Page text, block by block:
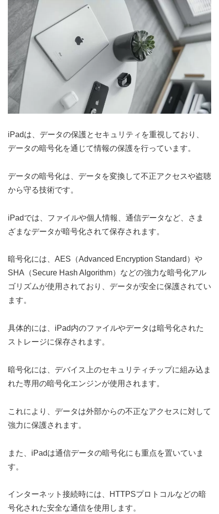
iPadは、データの保護とセキュリティを重視しており、
データの暗号化を通じて情報の保護を行っています。
データの暗号化は、データを変換して不正アクセスや盗聴
から守る技術です。
iPadでは、ファイルや個人情報、通信データなど、さま
ざまなデータが暗号化されて保存されます。
暗号化には、AES（Advanced Encryption Standard）や
SHA（Secure Hash Algorithm）などの強力な暗号化アル
ゴリズムが使用されており、データが安全に保護されてい
ます。
具体的には、iPad内のファイルやデータは暗号化された
ストレージに保存されます。
暗号化には、デバイス上のセキュリティチップに組み込ま
れた専用の暗号化エンジンが使用されます。
これにより、データは外部からの不正なアクセスに対して
強力に保護されます。
また、iPadは通信データの暗号化にも重点を置いていま
す。
インターネット接続時には、HTTPSプロトコルなどの暗
号化された安全な通信を使用します。